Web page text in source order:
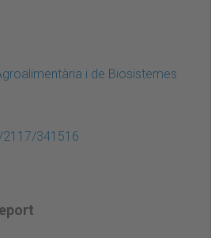
i de Biosistemes
2117/341516